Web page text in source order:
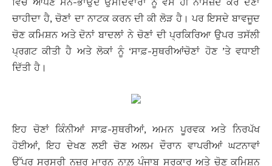
ਚਾਹੀਦਾ ਹੈ, ਚੋਣਾਂ ਦਾ ਨਾਟਕ ਕਰਨ ਦੀ ਕੀ ਲੋੜ ਹੈ। ਪਰ ਇਸਦੇ ਬਾਵਜੂਦ
ਚੋਣ ਕਮਿਸ਼ਨ ਅਤੇ ਦੋਨਾਂ ਬਾਦਲਾਂ ਨੇ ਚੋਣਾਂ ਦੀ ਪ੍ਰਕਿਰਿਆ ਉਪਰ ਤਸੱਲੀ
ਪ੍ਰਗਟ ਕੀਤੀ ਹੈ ਅਤੇ ਲੋਕਾਂ ਨੂੰ ‘ਸਾਫ਼-ਸੁਥਰੀਆਂਚੋਣਾਂ ਹੋਣ ’ਤੇ ਵਧਾਈ
ਦਿੱਤੀ ਹੈ।
ਇਹ ਚੋਣਾਂ ਕਿੰਨੀਆਂ ਸਾਫ਼-ਸੁਥਰੀਆਂ, ਅਮਨ ਪੂਰਵਕ ਅਤੇ ਨਿਰਪੱਖ
ਹੋਈਆਂ, ਇਹ ਦੇਖਣ ਲਈ ਚੋਣ ਅਲਮ ਦੌਰਾਨ ਵਾਪਰੀਆਂ ਘਟਨਾਵਾਂ
ਉੱਪਰ ਸਰਸਰੀ ਨਜ਼ਰ ਮਾਰਨ ਨਾਲ਼ ਪੰਜਾਬ ਸਰਕਾਰ ਅਤੇ ਚੋਣ ਕਮਿਸ਼ਨ